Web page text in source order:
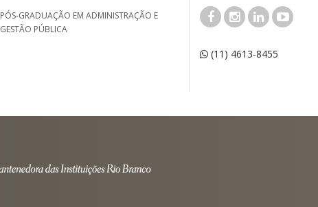
PÓS-GRADUAÇÃO EM ADMINISTRAÇÃO E
GESTÃO PÚBLICA
(11) 4613-8455